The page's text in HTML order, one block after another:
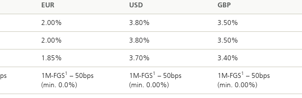
EUR USD GBP
2.00% 3.80% 3.50%
2.00% 3.80% 3.50%
1.85% 3.70% 3.40%
1M-FGS1 – 50bps
(min. 0.0%)
1M-FGS1 – 50bps
(min. 0.00%)
1M-FGS1 – 50bps
(min. 0.00%)